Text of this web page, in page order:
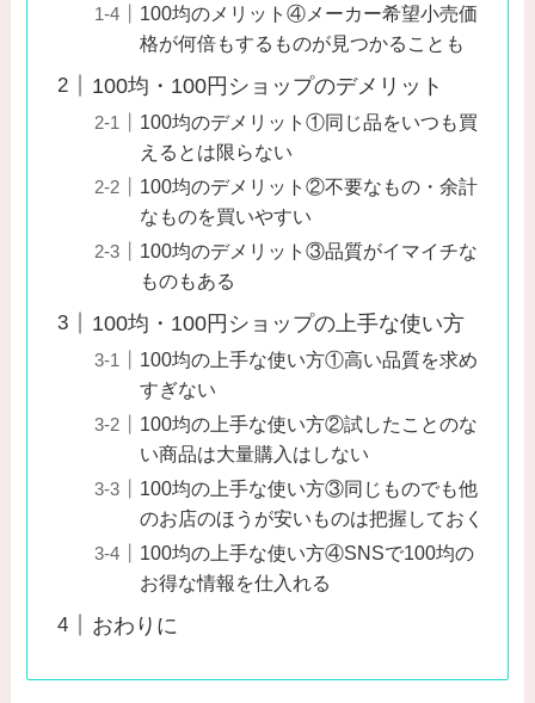
100均のメリット④メーカー希望小売価
格が何倍もするものが見つかることも
100均・100円ショップのデメリット
100均のデメリット①同じ品をいつも買
えるとは限らない
100均のデメリット②不要なもの・余計
なものを買いやすい
100均のデメリット③品質がイマイチな
ものもある
100均・100円ショップの上手な使い方
100均の上手な使い方①高い品質を求め
すぎない
100均の上手な使い方②試したことのな
い商品は大量購入はしない
100均の上手な使い方③同じものでも他
のお店のほうが安いものは把握しておく
100均の上手な使い方④SNSで100均の
お得な情報を仕入れる
おわりに